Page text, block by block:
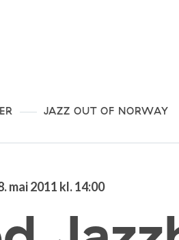
JAZZ OUT OF NORWAY
mai 2011 kl. 14:00